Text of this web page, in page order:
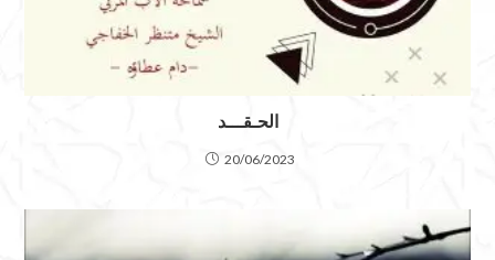
الحـقـــد
20/06/2023